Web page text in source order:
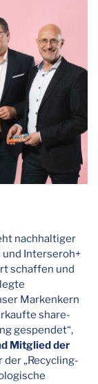
nachhaltiger
und Interseroh+
schaffen und
Markenkern
share-
gespendet“,
Mitglied der
der „Recycling-